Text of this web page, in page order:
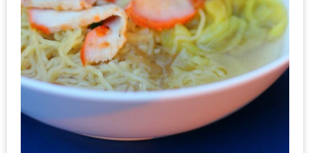
ที่
เอาชนะ
ใจ
กรรมการ
จาก